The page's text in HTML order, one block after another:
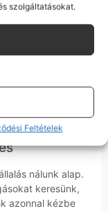
szolgáltatásokat.
Feltételek
vagyunk.
kérdésed van, élő
is megtalálsz
nálunk alap.
keresünk,
azonnal kézbe